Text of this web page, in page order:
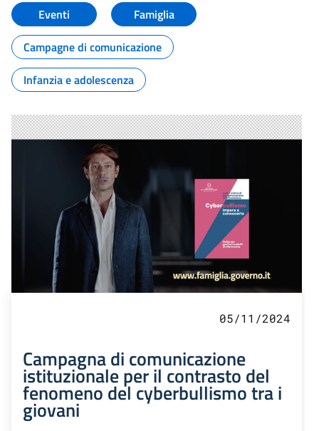
Eventi
Famiglia
Campagne di comunicazione
Infanzia e adolescenza
05/11/2024
Campagna di comunicazione
istituzionale per il contrasto del
fenomeno del cyberbullismo tra i
giovani